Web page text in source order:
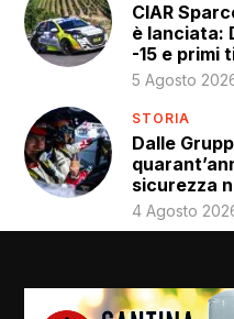
CIAR
è lanciata:
-15 e primi
5 Agosto
STORIA
Dalle
sicurezza
4 Agosto